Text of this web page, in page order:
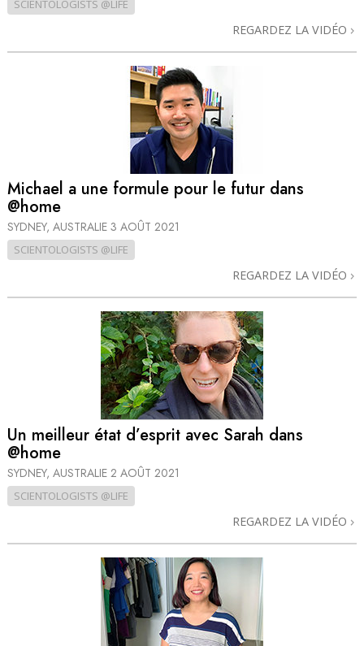
SCIENTOLOGISTS @LIFE
REGARDEZ LA VIDÉO
Michael a une formule pour le futur dans
@home
SYDNEY, AUSTRALIE 3 AOÛT 2021
SCIENTOLOGISTS @LIFE
REGARDEZ LA VIDÉO
Un meilleur état d’esprit avec Sarah dans
@home
SYDNEY, AUSTRALIE 2 AOÛT 2021
SCIENTOLOGISTS @LIFE
REGARDEZ LA VIDÉO